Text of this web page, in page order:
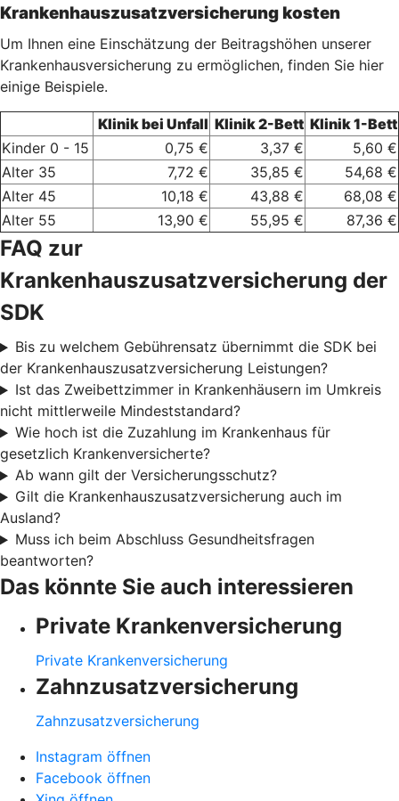
Krankenhauszusatzversicherung kosten
Um Ihnen eine Einschätzung der Beitragshöhen unserer
Krankenhausversicherung zu ermöglichen, finden Sie hier
einige Beispiele.
Klinik bei Unfall Klinik 2-Bett Klinik 1-Bett
Kinder 0 - 15
0,75 € 3,37 €
5,60 €
Alter 35
7,72 € 35,85 €
54,68 €
Alter 45
10,18 € 43,88 €
68,08 €
Alter 55
13,90 € 55,95 € 87,36 €
FAQ zur
Krankenhauszusatzversicherung der
SDK
Bis zu welchem Gebührensatz übernimmt die SDK bei
der Krankenhauszusatzversicherung Leistungen?
Ist das Zweibettzimmer in Krankenhäusern im Umkreis
nicht mittlerweile Mindeststandard?
Wie hoch ist die Zuzahlung im Krankenhaus für
gesetzlich Krankenversicherte?
Ab wann gilt der Versicherungsschutz?
Gilt die Krankenhauszusatzversicherung auch im
Ausland?
Muss ich beim Abschluss Gesundheitsfragen
beantworten?
Das könnte Sie auch interessieren
Private Krankenversicherung
Private Krankenversicherung
Zahnzusatzversicherung
Zahnzusatzversicherung
Instagram öffnen
Facebook öffnen